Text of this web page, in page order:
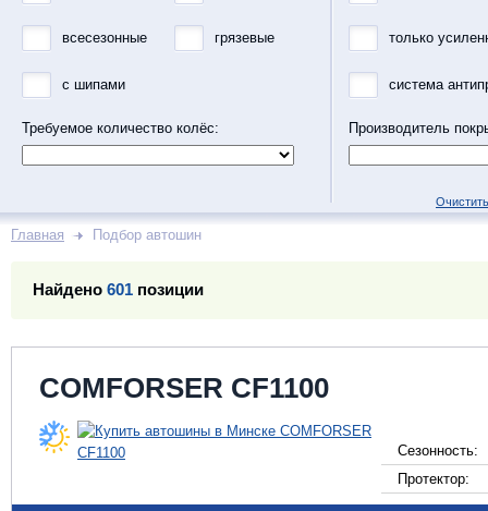
всесезонные грязевые
с шипами
Требуемое количество колёс:
только
система
Производитель
Главная Подбор автошин
Найдено 601 позиции
COMFORSER CF1100
Сезонность:
Протектор: